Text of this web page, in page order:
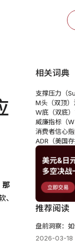
那
、
相关词典
支撑压力（
M头（双顶）
W底（双底）
威廉指标（
消费者信心指
ADR（美国存
推荐阅读
2026-03-18